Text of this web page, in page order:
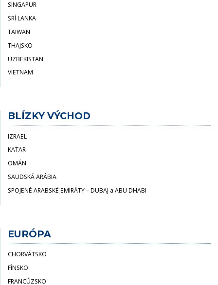
SINGAPUR
SRÍ LANKA
TAIWAN
THAJSKO
UZBEKISTAN
VIETNAM
BLÍZKY VÝCHOD
IZRAEL
KATAR
OMÁN
SAUDSKÁ ARÁBIA
SPOJENÉ ARABSKÉ EMIRÁTY – DUBAJ a ABU DHABI
EURÓPA
CHORVÁTSKO
FÍNSKO
FRANCÚZSKO